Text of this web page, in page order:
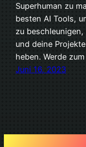
Superhuman zu
besten AI Tools,
zu
und deine
heben. Werde
Juni 16, 2023